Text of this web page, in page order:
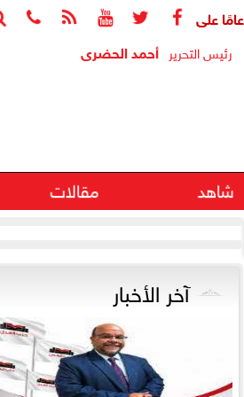





رئيس التحرير أحمد الحضرى
شاهد مقالات
آخر الأخبار